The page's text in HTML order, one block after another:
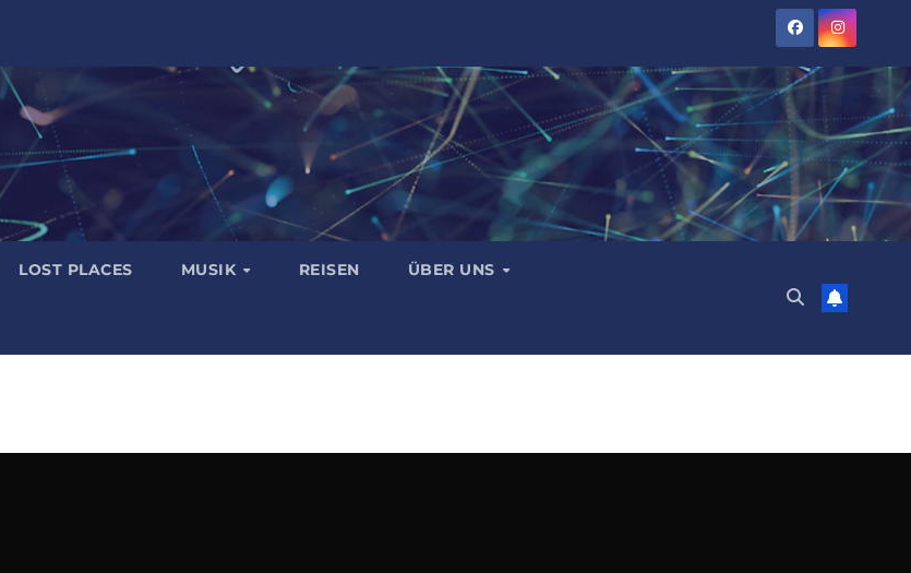
LOST PLACES MUSIK REISEN ÜBER UNS